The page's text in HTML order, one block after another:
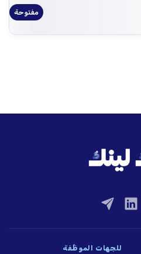
مفتوحة
للجهات الموظِّفة